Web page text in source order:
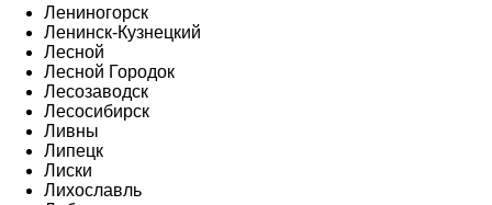
Лениногорск
Ленинск-Кузнецкий
Лесной
Лесной Городок
Лесозаводск
Лесосибирск
Ливны
Липецк
Лиски
Лихославль